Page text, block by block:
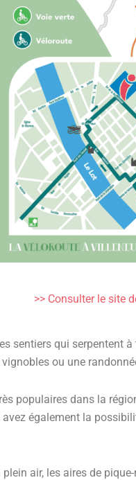
>> Consulter le site
sentiers qui serpentent
ou une
populaires dans la
également la
plein air, les aires de